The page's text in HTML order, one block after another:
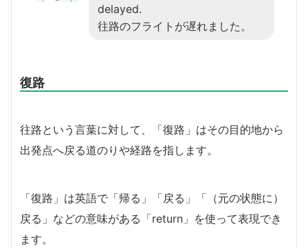
delayed.
往路のフライトが遅れました。
復路
往路という言葉に対して、「復路」はその目的地から
出発点へ戻る道のりや経路を指します。
「復路」は英語で「帰る」「戻る」「（元の状態に）
戻る」などの意味がある「return」を使って表現でき
ます。